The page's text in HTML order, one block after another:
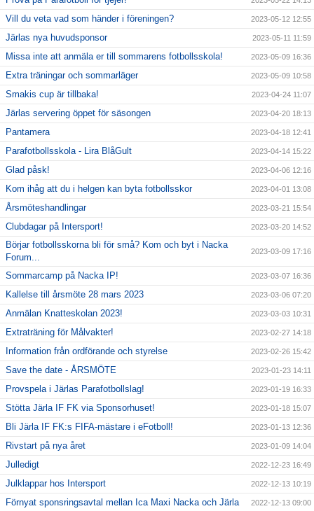
Vill du veta vad som händer i föreningen? 2023-05-12 12:55
Järlas nya huvudsponsor 2023-05-11 11:59
Missa inte att anmäla er till sommarens fotbollsskola! 2023-05-09 16:36
Extra träningar och sommarläger 2023-05-09 10:58
Smakis cup är tillbaka! 2023-04-24 11:07
Järlas servering öppet för säsongen 2023-04-20 18:13
Pantamera 2023-04-18 12:41
Parafotbollsskola - Lira BlåGult 2023-04-14 15:22
Glad påsk! 2023-04-06 12:16
Kom ihåg att du i helgen kan byta fotbollsskor 2023-04-01 13:08
Årsmöteshandlingar 2023-03-21 15:54
Clubdagar på Intersport! 2023-03-20 14:52
Börjar fotbollsskorna bli för små? Kom och byt i Nacka
Forum...
2023-03-09 17:16
Sommarcamp på Nacka IP! 2023-03-07 16:36
Kallelse till årsmöte 28 mars 2023 2023-03-06 07:20
Anmälan Knatteskolan 2023! 2023-03-03 10:31
Extraträning för Målvakter! 2023-02-27 14:18
Information från ordförande och styrelse 2023-02-26 15:42
Save the date - ÅRSMÖTE 2023-01-23 14:11
Provspela i Järlas Parafotbollslag! 2023-01-19 16:33
Stötta Järla IF FK via Sponsorhuset! 2023-01-18 15:07
Bli Järla IF FK:s FIFA-mästare i eFotboll! 2023-01-13 12:36
Rivstart på nya året 2023-01-09 14:04
Julledigt 2022-12-23 16:49
Julklappar hos Intersport 2022-12-13 10:19
Förnyat sponsringsavtal mellan Ica Maxi Nacka och Järla 2022-12-13 09:00